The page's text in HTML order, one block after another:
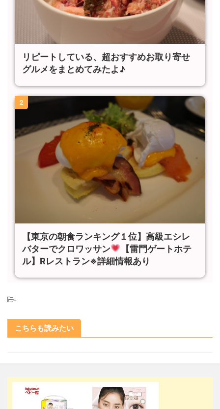
リピートしている、超おすすめお取り寄せ
グルメをまとめてみたよ♪
2
【東京の朝食ランキング１位】高級エシレ
バターでクロワッサン
【雷門ゲートホテ
ル】Rレストラン※詳細情報あり
-
こちらも読みたい